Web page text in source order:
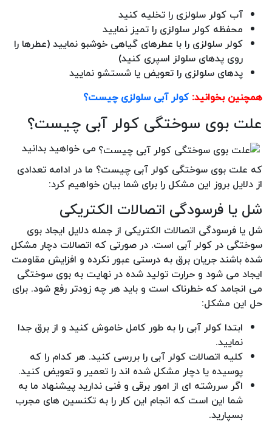
آب کولر سلولزی را تخلیه کنید
محفظه کولر سلولزی را تمیز نمایید
کولر سلولزی را با عطرهای گیاهی خوشبو نمایید (عطرها را
روی پدهای سلولز اسپری کنید)
پدهای سلولزی را تعویض یا شستشو نمایید
همچنین بخوانید:کولر آبی سلولزی چیست؟
علت بوی سوختگی کولر آبی چیست؟
می خواهید بدانید
که علت بوی سوختگی کولر آبی چیست؟ ما در ادامه تعدادی
از دلایل بروز این مشکل را برای شما بیان خواهیم کرد:
شل یا فرسودگی اتصالات الکتریکی
شل یا فرسودگی اتصالات الکتریکی از جمله دلایل ایجاد بوی
سوختگی در کولر آبی است. در صورتی که اتصالات دچار مشکل
شده باشند جریان برق به درستی عبور نکرده و افزایش مقاومت
ایجاد می شود و حرارت تولید شده در نهایت به بوی سوختگی
می انجامد که خطرناک است و باید هر چه زودتر رفع شود. برای
حل این مشکل:
ابتدا کولر آبی را به طور کامل خاموش کنید و از برق جدا
نمایید.
کلیه اتصالات کولر آبی را بررسی کنید. هر کدام را که
پوسیده یا دچار مشکل شده اند را تعمیر و تعویض کنید.
اگر سررشته ای از امور برقی و فنی ندارید پیشنهاد ما به
شما این است که انجام این کار را به تکنسین های مجرب
بسپارید.